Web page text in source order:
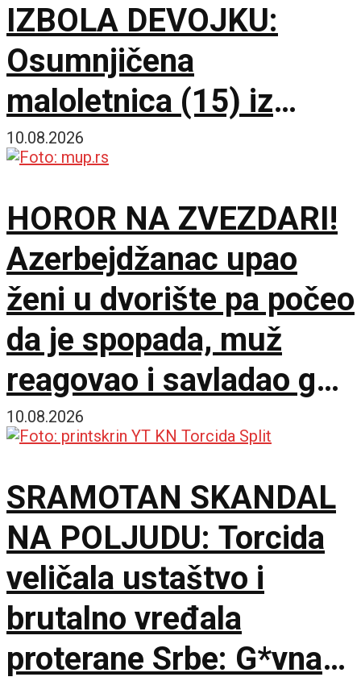
IZBOLA DEVOJKU:
Osumnjičena
maloletnica (15) iz
Beograda privedena i
nož
10.08.2026
HOROR NA ZVEZDARI!
Azerbejdžanac upao
ženi u dvorište pa počeo
da je spopada, muž
reagovao i savladao ga
do dolaska policije
10.08.2026
SRAMOTAN SKANDAL
NA POLJUDU: Torcida
veličala ustaštvo i
brutalno vređala
proterane Srbe: G*vna